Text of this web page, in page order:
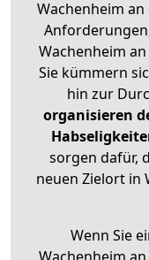
Wachenheim
Wachenheim
Sie kümmern
hin zur
organisieren
sorgen dafür,
neuen Zielort in
Wenn Sie